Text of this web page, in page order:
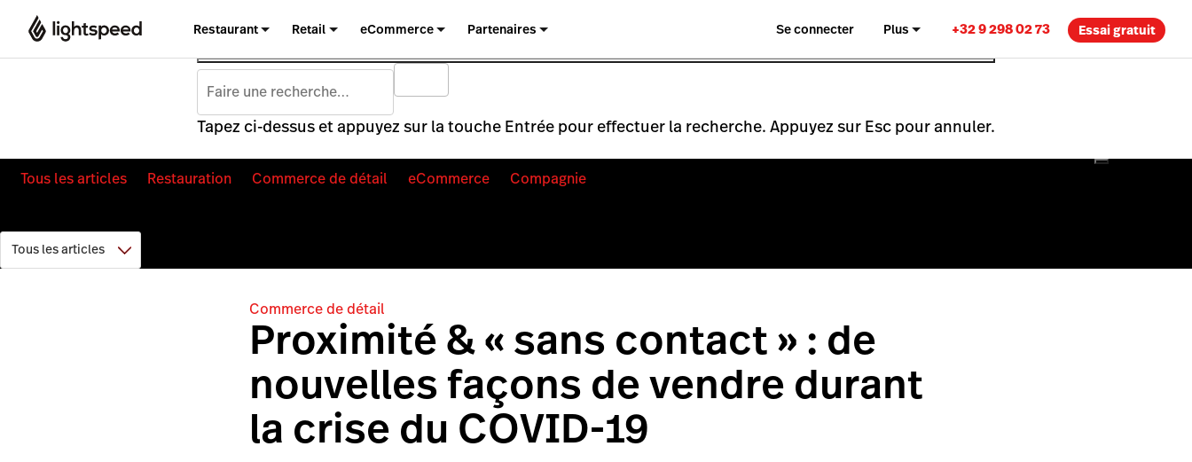
Restaurant Retail eCommerce Partenaires Se connecter Plus +32 9 298 02 73 Essai gratuit
Tapez ci-dessus et appuyez sur la touche Entrée pour effectuer la recherche. Appuyez sur Esc pour annuler.
Tous les articles Restauration Commerce de détail eCommerce Compagnie
Commerce de détail
Proximité & « sans contact » : de
nouvelles façons de vendre durant
la crise du COVID-19